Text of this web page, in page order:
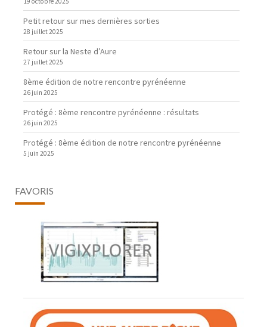
Petit retour sur mes dernières sorties
28 juillet 2025
Retour sur la Neste d’Aure
27 juillet 2025
8ème édition de notre rencontre pyrénéenne
26 juin 2025
Protégé : 8ème rencontre pyrénéenne : résultats
26 juin 2025
Protégé : 8ème édition de notre rencontre pyrénéenne
5 juin 2025
FAVORIS